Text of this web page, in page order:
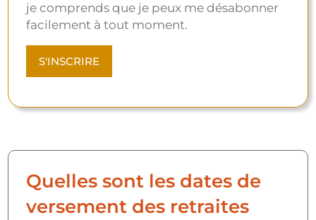
je comprends que je peux me désabonner
facilement à tout moment.
Quelles sont les dates de
versement des retraites